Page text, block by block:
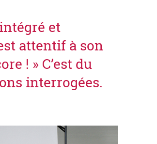
et
attentif à son
! » C’est du
interrogées.